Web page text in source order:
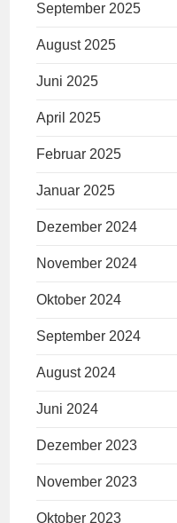
September 2025
August 2025
Juni 2025
April 2025
Februar 2025
Januar 2025
Dezember 2024
November 2024
Oktober 2024
September 2024
August 2024
Juni 2024
Dezember 2023
November 2023
Oktober 2023